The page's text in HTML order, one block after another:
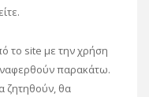
το site με την χρήση
παρακάτω.
ζητηθούν, θα